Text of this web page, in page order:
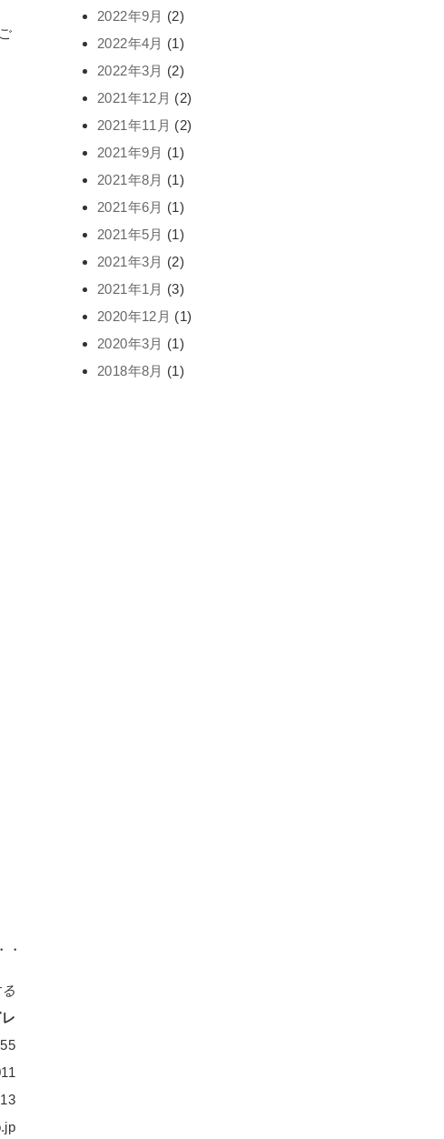
・
2022年9月 (2)
2022年4月 (1)
2022年3月 (2)
2021年12月 (2)
2021年11月 (2)
2021年9月 (1)
2021年8月 (1)
2021年6月 (1)
2021年5月 (1)
2021年3月 (2)
2021年1月 (3)
2020年12月 (1)
2020年3月 (1)
2018年8月 (1)